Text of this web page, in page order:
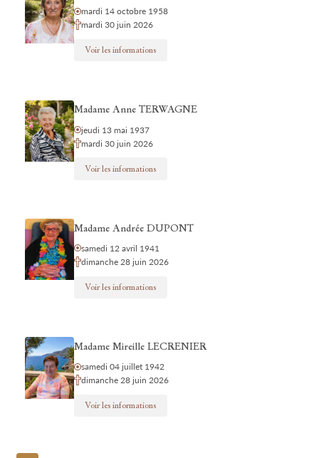
mardi 14 octobre 1958
mardi 30 juin 2026
Voir les informations
Madame Anne TERWAGNE
jeudi 13 mai 1937
mardi 30 juin 2026
Voir les informations
Madame Andrée DUPONT
samedi 12 avril 1941
dimanche 28 juin 2026
Voir les informations
Madame Mireille LECRENIER
samedi 04 juillet 1942
dimanche 28 juin 2026
Voir les informations